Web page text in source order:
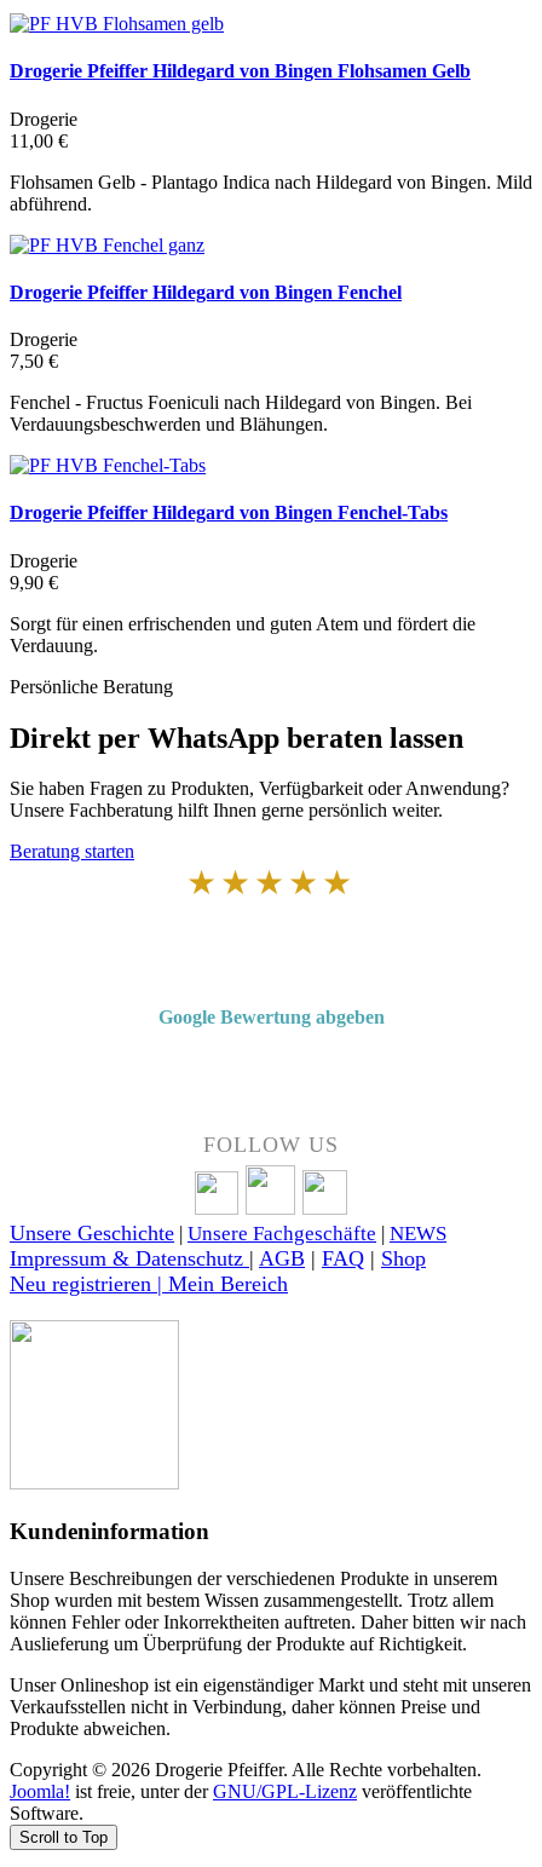
Drogerie Pfeiffer Hildegard von Bingen Flohsamen Gelb
Drogerie
11,00 €
Flohsamen Gelb - Plantago Indica nach Hildegard von Bingen. Mild
abführend.
Drogerie Pfeiffer Hildegard von Bingen Fenchel
Drogerie
7,50 €
Fenchel - Fructus Foeniculi nach Hildegard von Bingen. Bei
Verdauungsbeschwerden und Blähungen.
Drogerie Pfeiffer Hildegard von Bingen Fenchel-Tabs
Drogerie
9,90 €
Sorgt für einen erfrischenden und guten Atem und fördert die
Verdauung.
Persönliche Beratung
Direkt per WhatsApp beraten lassen
Sie haben Fragen zu Produkten, Verfügbarkeit oder Anwendung?
Unsere Fachberatung hilft Ihnen gerne persönlich weiter.
Beratung starten
★★★★★
Google Bewertung abgeben
FOLLOW US
Unsere Geschichte Unsere Fachgeschäfte NEWS
Impressum & Datenschutz | AGB | FAQ | Shop
Neu registrieren | Mein Bereich
Kundeninformation
Unsere Beschreibungen der verschiedenen Produkte in unserem
Shop wurden mit bestem Wissen zusammengestellt. Trotz allem
können Fehler oder Inkorrektheiten auftreten. Daher bitten wir nach
Auslieferung um Überprüfung der Produkte auf Richtigkeit.
Unser Onlineshop ist ein eigenständiger Markt und steht mit unseren
Verkaufsstellen nicht in Verbindung, daher können Preise und
Produkte abweichen.
Copyright © 2026 Drogerie Pfeiffer. Alle Rechte vorbehalten.
Joomla! ist freie, unter derGNU/GPL-Lizenz veröffentlichte
Software.
Scroll to Top